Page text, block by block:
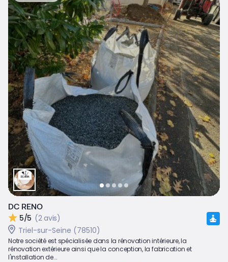
DC RENO
5/5 (2 avis)
Triel-sur-Seine (78510)
Notre société est spécialisée dans la rénovation intérieure, la
rénovation extérieure ainsi que la conception, la fabrication et
l'installation de...